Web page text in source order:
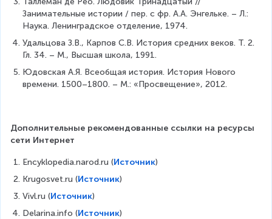
Занимательные истории / пер. с фр. А.А. Энгельке. – Л.:
Наука. Ленинградское отделение, 1974.
Удальцова З.В., Карпов С.В. История средних веков. Т. 2.
Гл. 34. – М., Высшая школа, 1991.
Юдовская А.Я. Всеобщая история. История Нового
времени. 1500–1800. – М.: «Просвещение», 2012.
Дополнительные рекомендованные ссылки на ресурсы
сети Интернет
Encyklopedia.narod.ru (Источник)
Krugosvet.ru (Источник)
Vivl.ru (Источник)
Delarina.info (Источник)